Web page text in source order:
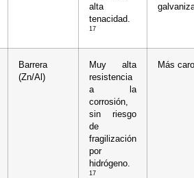
alta
tenacidad.
17
Barrera
(Zn/Al)
Muy alta
resistencia
a la
corrosión,
sin riesgo
de
fragilización
por
hidrógeno.
17
Más